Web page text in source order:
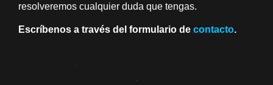
resolveremos cualquier duda que tengas.
Escríbenos a través del formulario de contacto.